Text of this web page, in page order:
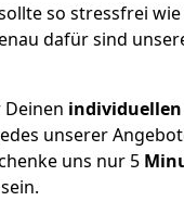
so stressfrei
dafür sind
unserer
uns nur 5